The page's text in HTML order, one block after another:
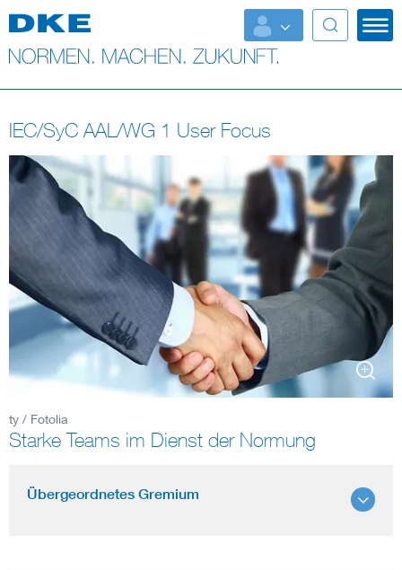
Top-Themen
VDE Fokusthemen
Digital Security
Energy
Health
Industry
Living
Smart Cities
DKE Fachinformationen im Kontext der Normung
IEC/SyC AAL/WG 1 User Focus
ty / Fotolia
Starke Teams im Dienst der Normung
Übergeordnetes Gremium